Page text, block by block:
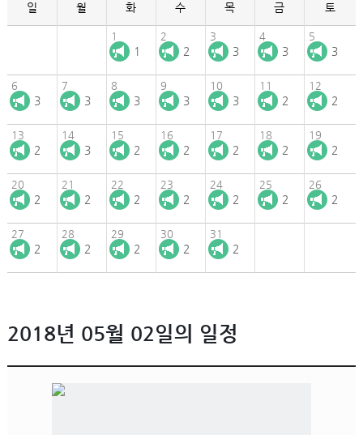
일 월 화 수 목 금 토
1
1
2
2
3
3
4
3
5
3
6
3
7
3
8
3
9
3
10
3
11
2
12
2
13
2
14
3
15
2
16
2
17
2
18
2
19
2
20
2
21
2
22
2
23
2
24
2
25
2
26
2
27
2
28
2
29
2
30
2
31
2
2018년 05월 02일의 일정